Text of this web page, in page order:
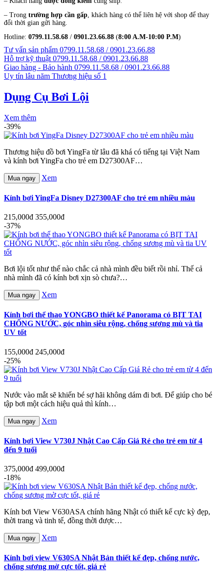
– Trong trường hợp cần gấp , khách hàng có thể liên hệ với shop để thay
đổi thời gian gửi hàng.
Hotline: 0799.11.58.68 / 0901.23.66.88 (8:00 A.M-10:00 P.M)
Tư vấn sản phẩm 0799.11.58.68 / 0901.23.66.88
Hỗ trợ kỹ thuật 0799.11.58.68 / 0901.23.66.88
Giao hàng - Bảo hành 0799.11.58.68 / 0901.23.66.88
Uy tín lâu năm Thương hiệu số 1
Dụng Cụ Bơi Lội
Xem thêm
-39%
Thương hiệu đồ bơi YingFa từ lâu đã khá có tiếng tại Việt Nam
và kính bơi YingFa cho trẻ em D27300AF…
Mua ngay Xem
Kính bơi YingFa Disney D27300AF cho trẻ em nhiều màu
215,000đ 355,000đ
-37%
Bơi lội tốt như thế nào chắc cả nhà mình đều biết rồi nhỉ. Thế cả
nhà mình đã có kính bơi xịn sò chưa?…
Mua ngay Xem
Kính bơi thể thao YONGBO thiết kế Panorama có BỊT TAI
CHỐNG NƯỚC, góc nhìn siêu rộng, chống sương mù và tia
UV tốt
155,000đ 245,000đ
-25%
Nước vào mắt sẽ khiến bé sợ hãi không dám đi bơi. Để giúp cho bé
tập bơi một cách hiệu quả thì kính…
Mua ngay Xem
Kính bơi View V730J Nhật Cao Cấp Giá Rẻ cho trẻ em từ 4
đến 9 tuổi
375,000đ 499,000đ
-18%
Kính bơi View V630ASA chính hãng Nhật có thiết kế cực kỳ đẹp,
thời trang và tinh tế, đồng thời được…
Mua ngay Xem
Kính bơi view V630SA Nhật Bản thiết kế đẹp, chống nước,
chống sương mờ cực tốt, giá rẻ